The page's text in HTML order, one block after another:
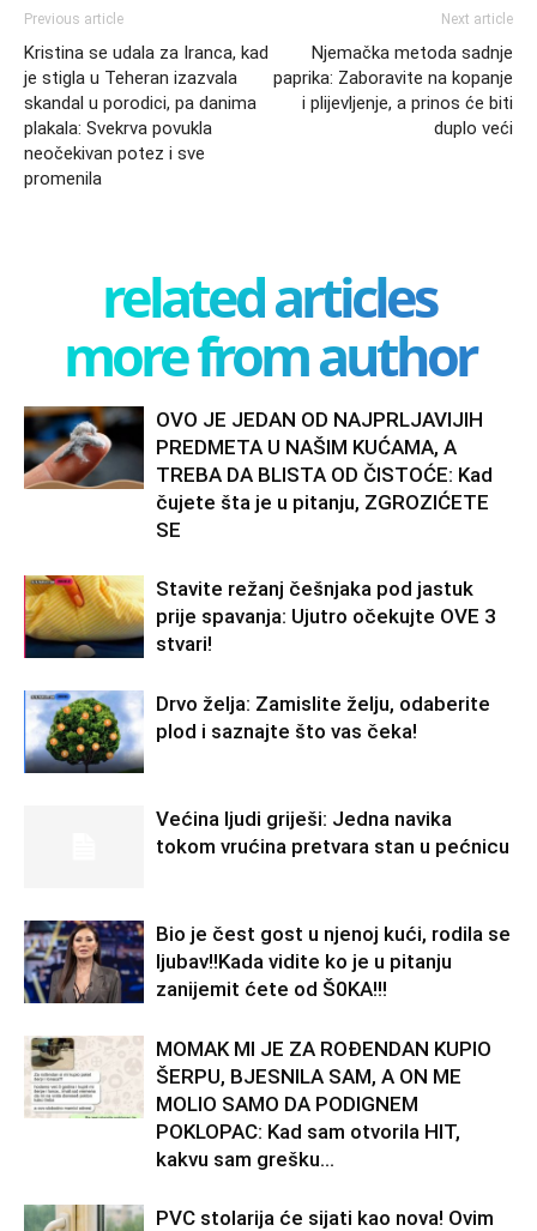
Previous article
Kristina se udala za Iranca, kad
je stigla u Teheran izazvala
skandal u porodici, pa danima
plakala: Svekrva povukla
neočekivan potez i sve
promenila
Next article
Njemačka metoda sadnje
paprika: Zaboravite na kopanje
i plijevljenje, a prinos će biti
duplo veći
related articles
more from author
OVO JE JEDAN OD NAJPRLJAVIJIH
PREDMETA U NAŠIM KUĆAMA, A
TREBA DA BLISTA OD ČISTOĆE: Kad
čujete šta je u pitanju, ZGROZIĆETE
SE
Stavite režanj češnjaka pod jastuk
prije spavanja: Ujutro očekujte OVE 3
stvari!
Drvo želja: Zamislite želju, odaberite
plod i saznajte što vas čeka!
Većina ljudi griješi: Jedna navika
tokom vrućina pretvara stan u pećnicu
Bio je čest gost u njenoj kući, rodila se
ljubav!!Kada vidite ko je u pitanju
zanijemit ćete od Š0KA!!!
MOMAK MI JE ZA ROĐENDAN KUPIO
ŠERPU, BJESNILA SAM, A ON ME
MOLIO SAMO DA PODIGNEM
POKLOPAC: Kad sam otvorila HIT,
kakvu sam grešku...
PVC stolarija će sijati kao nova! Ovim